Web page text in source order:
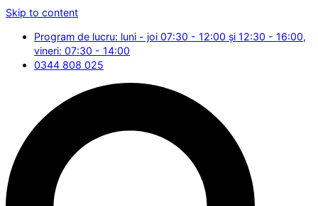
Skip to content
Program de lucru: luni - joi 07:30 - 12:00 și 12:30 - 16:00,
vineri: 07:30 - 14:00
0344 808 025